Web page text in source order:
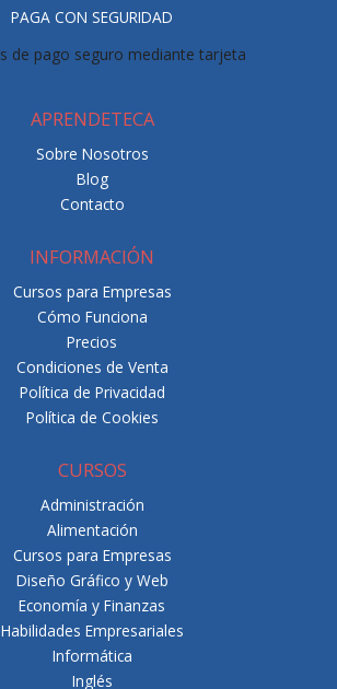
PAGA CON SEGURIDAD
APRENDETECA
Sobre Nosotros
Blog
Contacto
INFORMACIÓN
Cursos para Empresas
Cómo Funciona
Precios
Condiciones de Venta
Política de Privacidad
Política de Cookies
CURSOS
Administración
Alimentación
Cursos para Empresas
Diseño Gráfico y Web
Economía y Finanzas
Habilidades Empresariales
Informática
Inglés